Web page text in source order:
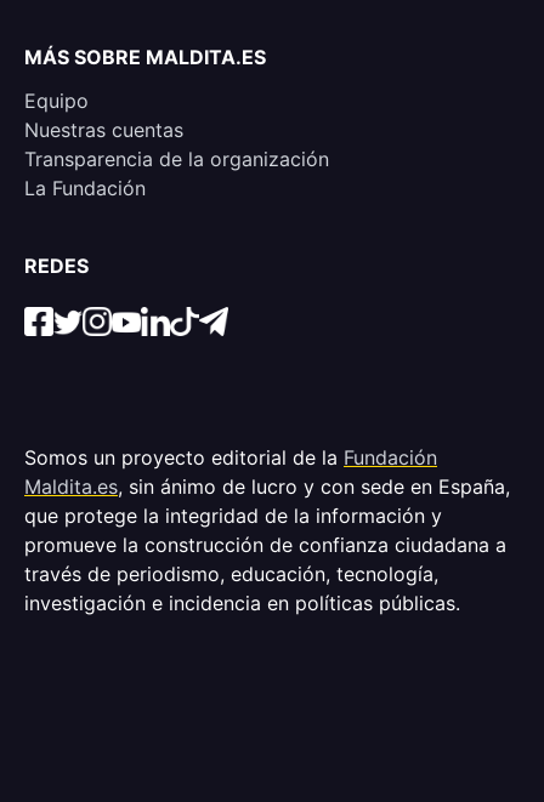
MÁS SOBRE MALDITA.ES
Equipo
Nuestras cuentas
Transparencia de la organización
La Fundación
REDES
Somos un proyecto editorial de la Fundación
Maldita.es, sin ánimo de lucro y con sede en España,
que protege la integridad de la información y
promueve la construcción de confianza ciudadana a
través de periodismo, educación, tecnología,
investigación e incidencia en políticas públicas.